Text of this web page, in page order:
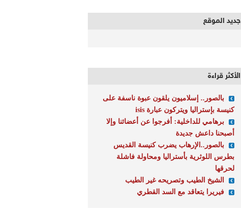
جديد الموقع
الأكثر قراءة
بالصور.. إسلاميون يلقون عبوة ناسفة على
كنيسة بإستراليا ويتركون عبارة isis
برهامي للداخلية: أفرجوا عن أعضائنا وإلا
أصبحنا داعش جديدة
بالصور..الإرهاب يضرب كنيسة القديس
بطرس اللوثرية بأستراليا ومحاولة فاشلة
لحرقها
الشيخ الطيب وتصريحه غير الطيب
فيريرا يتعاقد مع السد القطري